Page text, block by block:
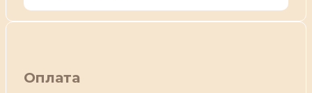
Оплата